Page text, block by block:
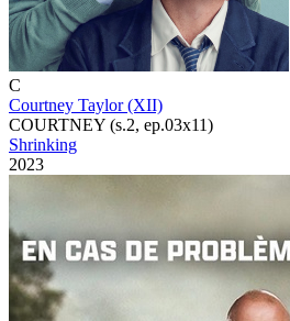
C
Courtney Taylor (XII)
COURTNEY (s.2, ep.03x11)
Shrinking
2023